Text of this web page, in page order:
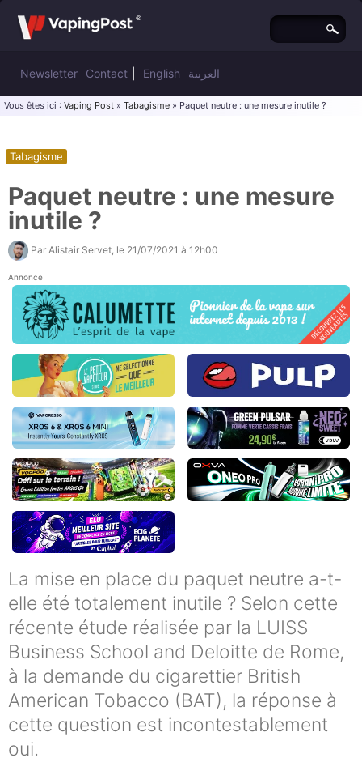
Newsletter Contact English العربية
Vous êtes ici : Vaping Post » Tabagisme » Paquet neutre : une mesure inutile ?
Tabagisme
Paquet neutre : une mesure
inutile ?
Par Alistair Servet , le 21/07/2021 à 12h00
Annonce
La mise en place du paquet neutre a-t-
elle été totalement inutile ? Selon cette
récente étude réalisée par la LUISS
Business School and Deloitte de Rome,
à la demande du cigarettier British
American Tobacco (BAT), la réponse à
cette question est incontestablement
oui.